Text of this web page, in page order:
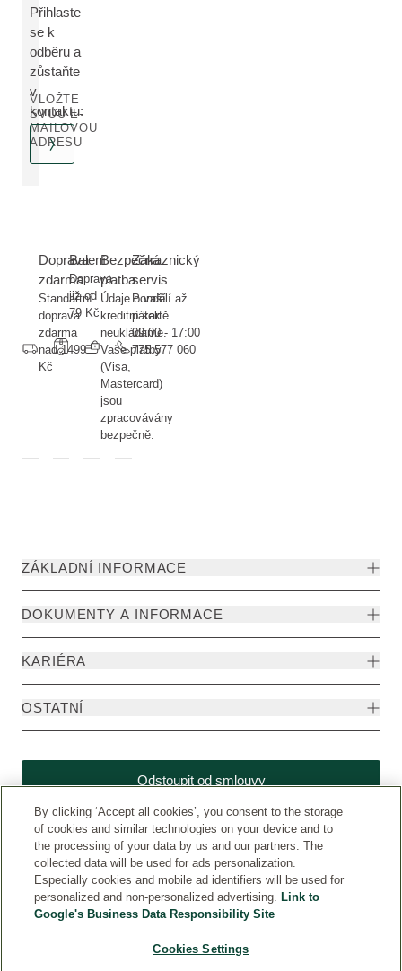
Přihlaste
se k
odběru a
zůstaňte
v
kontaktu:
VLOŽTE
SVOU E-
MAILOVOU
ADRESU
Doprava
zdarma
Standartní
doprava
zdarma
nad 1499
Kč
Balení
Doprava
již od
79 Kč
Bezpečná
platba
Údaje o vaší
kreditní kartě
neukládáme.
Vaše platby
(Visa,
Mastercard)
jsou
zpracovávány
bezpečně.
Zákaznický
servis
Pondělí až
pátek
09:00 - 17:00
775 577 060
ZÁKLADNÍ INFORMACE
DOKUMENTY A INFORMACE
KARIÉRA
OSTATNÍ
Odstoupit od smlouvy
By clicking ‘Accept all cookies’, you consent to the storage
of cookies and similar technologies on your device and to
the processing of your data by us and our partners. The
collected data will be used for ads personalization.
Especially cookies and mobile ad identifiers will be used for
personalized and non-personalized advertising. Link to
Google's Business Data Responsibility Site
Cookies Settings